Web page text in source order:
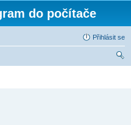
do počítače
Přihlásit se